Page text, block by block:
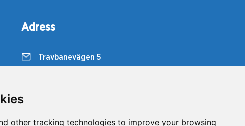
other tracking technologies to improve your browsing
Adress
Travbanevägen 5